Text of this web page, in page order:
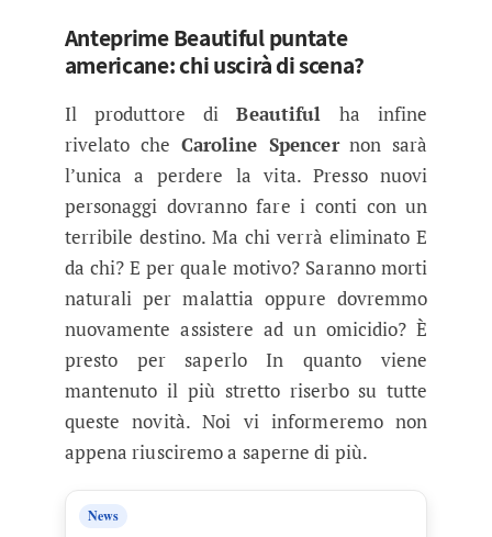
Anteprime Beautiful puntate
americane: chi uscirà di scena?
Il produttore diBeautiful ha infine
rivelato che Caroline Spencernon sarà
l’unica a perdere la vita. Presso nuovi
personaggi dovranno fare i conti con un
terribile destino. Ma chi verrà eliminato E
da chi? E per quale motivo? Saranno morti
naturali per malattia oppure dovremmo
nuovamente assistere ad un omicidio? È
presto per saperlo In quanto viene
mantenuto il più stretto riserbo su tutte
queste novità. Noi vi informeremo non
appena riusciremo a saperne di più.
News